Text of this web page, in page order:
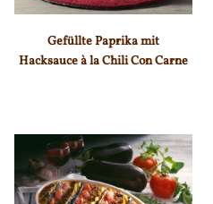
Gefüllte Paprika mit
Hacksauce à la Chili Con Carne